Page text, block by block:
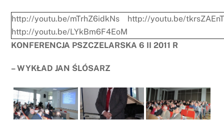
http://youtu.be/mTrhZ6idkNs
http://youtu.be/
http://youtu.be/LYkBm6F4EoM
KONFERENCJA PSZCZELARSKA 6 II 2011 R
– WYKŁAD JAN ŚLÓSARZ